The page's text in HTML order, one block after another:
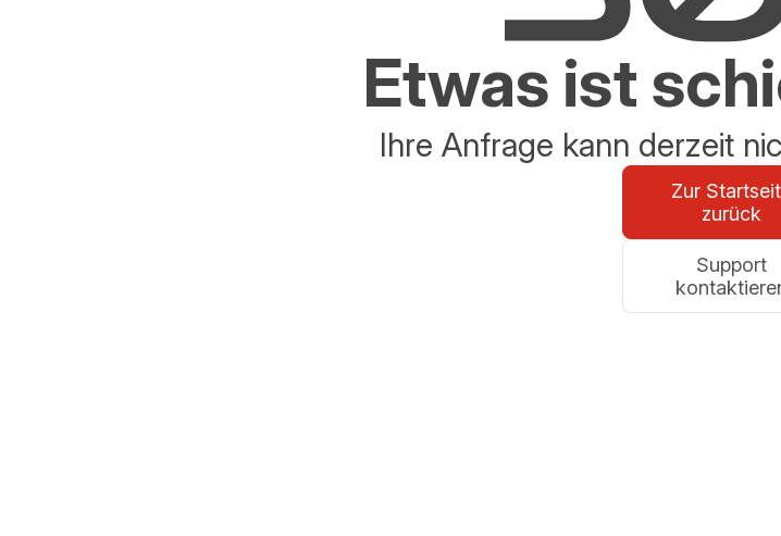
Etwas ist
Ihre Anfrage kann derzeit
Zur
zurück
Support